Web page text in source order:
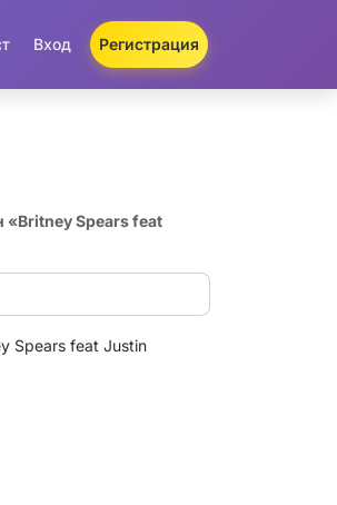
Вход Регистрация
«Britney Spears feat
Spears feat Justin